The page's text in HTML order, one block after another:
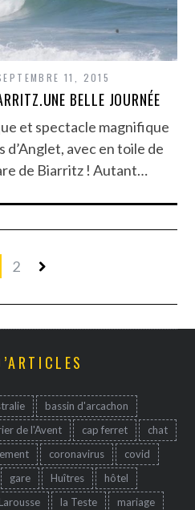
11, 2015
BELLE JOURNÉE
et spectacle magnifique
d’Anglet, avec en toile de
de Biarritz ! Autant…
2
bassin d'arcachon
de l'Avent cap ferret
chat
coronavirus
covid
gare Huîtres
hôtel
Larousse la Teste
mariage